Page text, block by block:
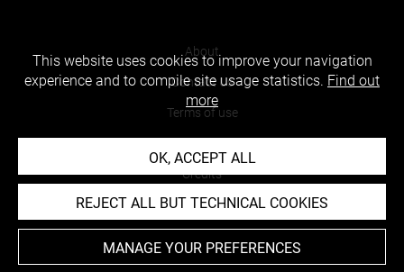
About
Contact Us
Terms of use
Cookies
Credits
Accessibility : non compliant
This website uses cookies to improve your navigation
experience and to compile site usage statistics. Find out
more
OK, ACCEPT ALL
REJECT ALL BUT TECHNICAL COOKIES
MANAGE YOUR PREFERENCES